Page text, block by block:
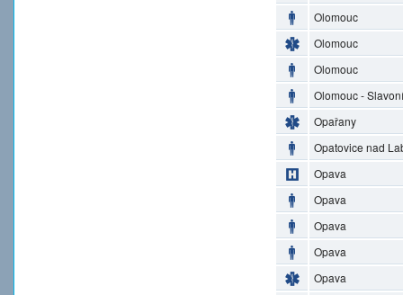
Olomouc
Olomouc
Olomouc
Olomouc -
Opařany
Opatovice nad
Opava
Opava
Opava
Opava
Opava